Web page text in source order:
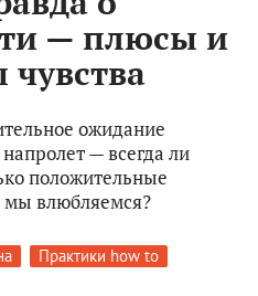
— плюсы и
ожидание
— всегда ли
положительные
влюбляемся?
Практики how to